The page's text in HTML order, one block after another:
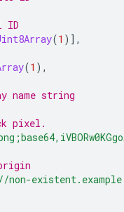
ID
(1 )],
(1 ),
name string
pixel.